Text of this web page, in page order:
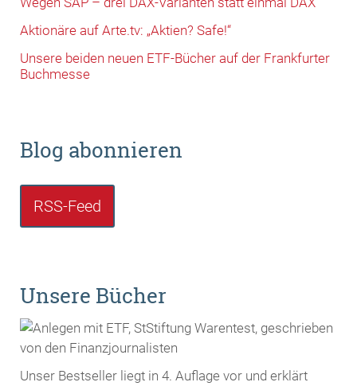
Aktionäre auf Arte.tv: „Aktien? Safe!“
Unsere beiden neuen ETF-Bücher auf der Frankfurter
Buchmesse
Blog abonnieren
RSS-Feed
Unsere Bücher
Unser Bestseller liegt in 4. Auflage vor und erklärt